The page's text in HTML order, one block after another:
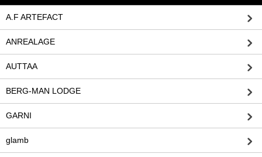
A.F ARTEFACT
ANREALAGE
AUTTAA
BERG-MAN LODGE
GARNI
glamb